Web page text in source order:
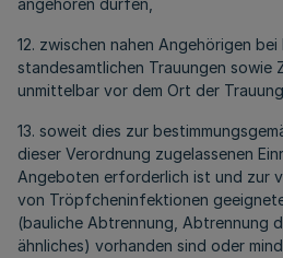
angehören dürfen,
12. zwischen nahen Angehörigen
standesamtlichen Trauungen sowie
unmittelbar vor dem Ort der Trauung,
13. soweit dies zur
dieser Verordnung zugelassenen
Angeboten erforderlich ist und zur
von Tröpfcheninfektionen
(bauliche Abtrennung, Abtrennung
ähnliches) vorhanden sind oder